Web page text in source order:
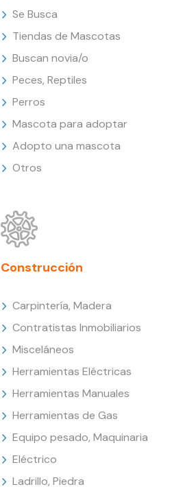
Se Busca
Tiendas de Mascotas
Buscan novia/o
Peces, Reptiles
Perros
Mascota para adoptar
Adopto una mascota
Otros
Construcción
Carpintería, Madera
Contratistas Inmobiliarios
Misceláneos
Herramientas Eléctricas
Herramientas Manuales
Herramientas de Gas
Equipo pesado, Maquinaria
Eléctrico
Ladrillo, Piedra